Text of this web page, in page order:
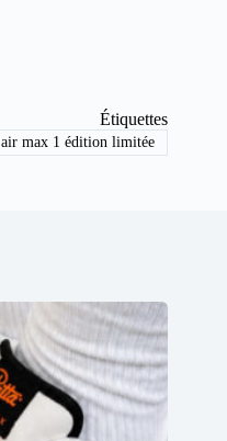
Étiquettes
air max 1 édition limitée